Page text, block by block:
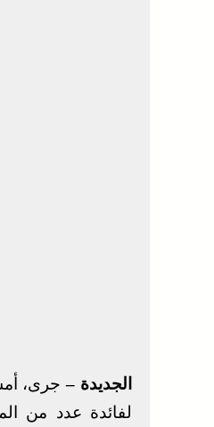
الجديدة – جرى،
لفائدة عدد من